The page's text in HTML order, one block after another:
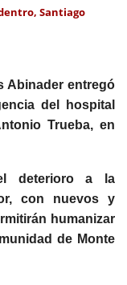
Santiago
entregó
del hospital
Trueba, en
deterioro a la
con nuevos y
humanizar
de Monte